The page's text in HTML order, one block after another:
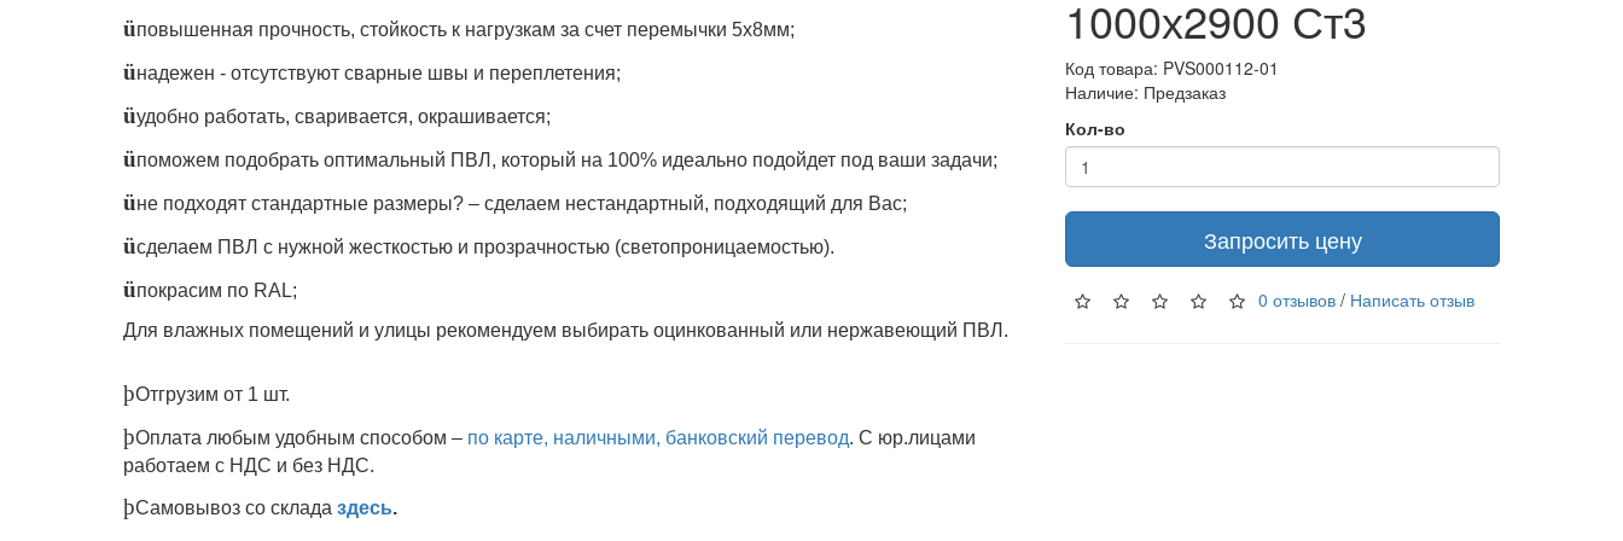
üповышенная прочность, стойкость к нагрузкам за счет перемычки 5х8мм;
üнадежен - отсутствуют сварные швы и переплетения;
üудобно работать, сваривается, окрашивается;
üпоможем подобрать оптимальный ПВЛ, который на 100% идеально подойдет под ваши задачи;
üне подходят стандартные размеры? – сделаем нестандартный, подходящий для Вас;
üсделаем ПВЛ с нужной жесткостью и прозрачностью (светопроницаемостью).
üпокрасим по RAL;
Для влажных помещений и улицы рекомендуем выбирать оцинкованный или нержавеющий ПВЛ.
þОтгрузим от 1 шт.
þОплата любым удобным способом – по карте, наличными, банковский перевод. С юр.лицами
работаем с НДС и без НДС.
þСамовывоз со склада здесь.
1000х2900 Ст3
Код товара: PVS000112-01
Наличие: Предзаказ
Кол-во
Запросить цену
0 отзывов / Написать отзыв